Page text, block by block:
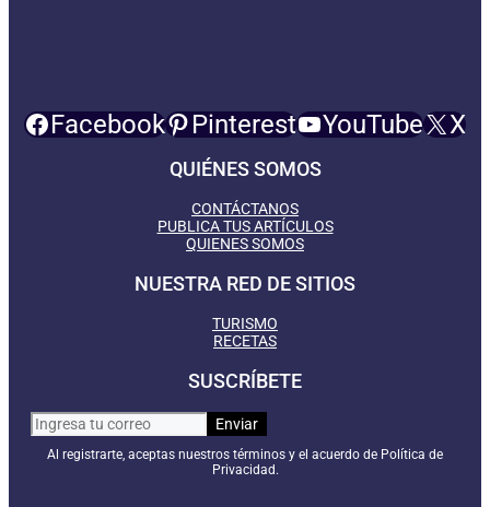
Facebook Pinterest YouTube X
QUIÉNES SOMOS
CONTÁCTANOS
PUBLICA TUS ARTÍCULOS
QUIENES SOMOS
NUESTRA RED DE SITIOS
TURISMO
RECETAS
SUSCRÍBETE
Al registrarte, aceptas nuestros términos y el acuerdo de Política de
Privacidad.